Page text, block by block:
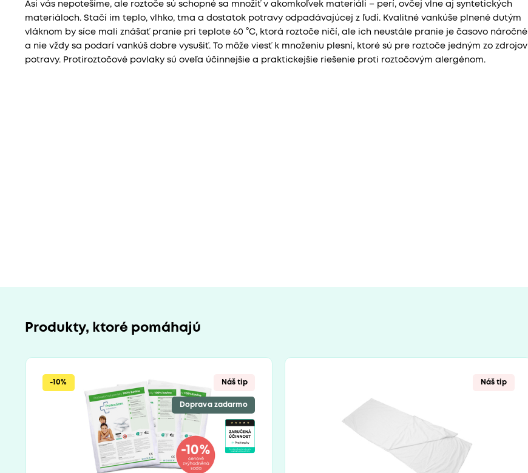
Asi vás nepotešíme, ale roztoče sú schopné sa množiť v akomkoľvek materiáli – perí, ovčej vlne aj syntetických
materiáloch. Stačí im teplo, vlhko, tma a dostatok potravy odpadávajúcej z ľudí. Kvalitné vankúše plnené dutým
vláknom by síce mali znášať pranie pri teplote 60 °C, ktorá roztoče ničí, ale ich neustále pranie je časovo náročné
a nie vždy sa podarí vankúš dobre vysušiť. To môže viesť k množeniu plesní, ktoré sú pre roztoče jedným zo zdrojov
potravy. Protiroztočové povlaky sú oveľa účinnejšie a praktickejšie riešenie proti roztočovým alergénom.
Produkty, ktoré pomáhajú
-10% Náš tip
Doprava zadarmo
Náš tip